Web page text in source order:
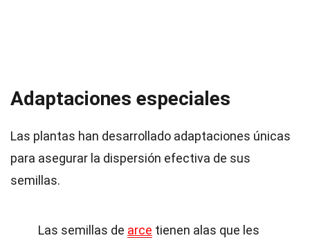
Adaptaciones especiales
Las plantas han desarrollado adaptaciones únicas
para asegurar la dispersión efectiva de sus
semillas.
Las semillas de arce tienen alas que les